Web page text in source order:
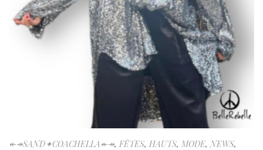
↞↠SAND✦COACHELLA↞↠, FÊTES, HAUTS, MODE,NEWS,